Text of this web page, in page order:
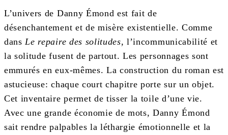
L’univers de Danny Émond est fait de
désenchantement et de misère existentielle. Comme
dansLe repaire des solitudes, l’incommunicabilité et
la solitude fusent de partout. Les personnages sont
emmurés en eux-mêmes. La construction du roman est
astucieuse: chaque court chapitre porte sur un objet.
Cet inventaire permet de tisser la toile d’une vie.
Avec une grande économie de mots, Danny Émond
sait rendre palpables la léthargie émotionnelle et la